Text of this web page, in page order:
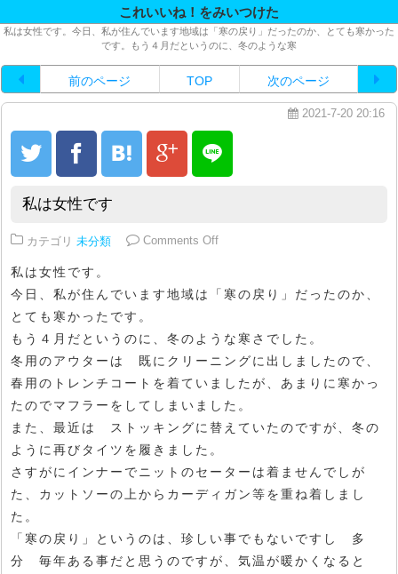
これいいね！をみいつけた
私は女性です。今日、私が住んでいます地域は「寒の戻り」だったのか、とても寒かった
です。もう４月だというのに、冬のような寒
前のページ TOP 次のページ
2021-7-20 20:16
私は女性です
カテゴリ 未分類 Comments Offon 私は女性です
私は女性です。
今日、私が住んでいます地域は「寒の戻り」だったのか、
とても寒かったです。
もう４月だというのに、冬のような寒さでした。
冬用のアウターは 既にクリーニングに出しましたので、
春用のトレンチコートを着ていましたが、あまりに寒かっ
たのでマフラーをしてしまいました。
また、最近は ストッキングに替えていたのですが、冬の
ように再びタイツを履きました。
さすがにインナーでニットのセーターは着ませんでしが
た、カットソーの上からカーディガン等を重ね着しまし
た。
「寒の戻り」というのは、珍しい事でもないですし 多
分 毎年ある事だと思うのですが、気温が暖かくなると